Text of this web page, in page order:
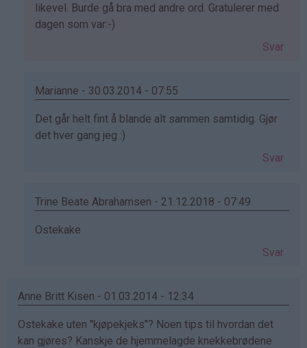
av
Tina
likevel. Burde gå bra med andre ord. Gratulerer med
dagen som var:-)
Svar
Marianne - 30.03.2014 - 07:55
Som
svar
(ikke
Det går helt fint å blande alt sammen samtidig. Gjør
det hver gang jeg :)
Svar
Trine Beate Abrahamsen - 21.12.2018 - 07:49
Som
Tina
bekreftet)
Ostekake
Svar
Anne Britt Kisen - 01.03.2014 - 12:34
Ostekake uten "kjøpekjeks"? Noen tips til hvordan det
kan gjøres? Kanskje de hjemmelagde knekkebrødene